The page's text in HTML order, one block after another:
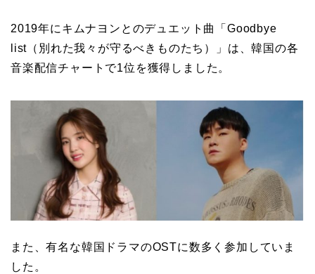
2019年にキムナヨンとのデュエット曲「Goodbye
list（別れた我々が守るべきものたち）」は、韓国の各
音楽配信チャートで1位を獲得しました。
また、有名な韓国ドラマのOSTに数多く参加していま
した。